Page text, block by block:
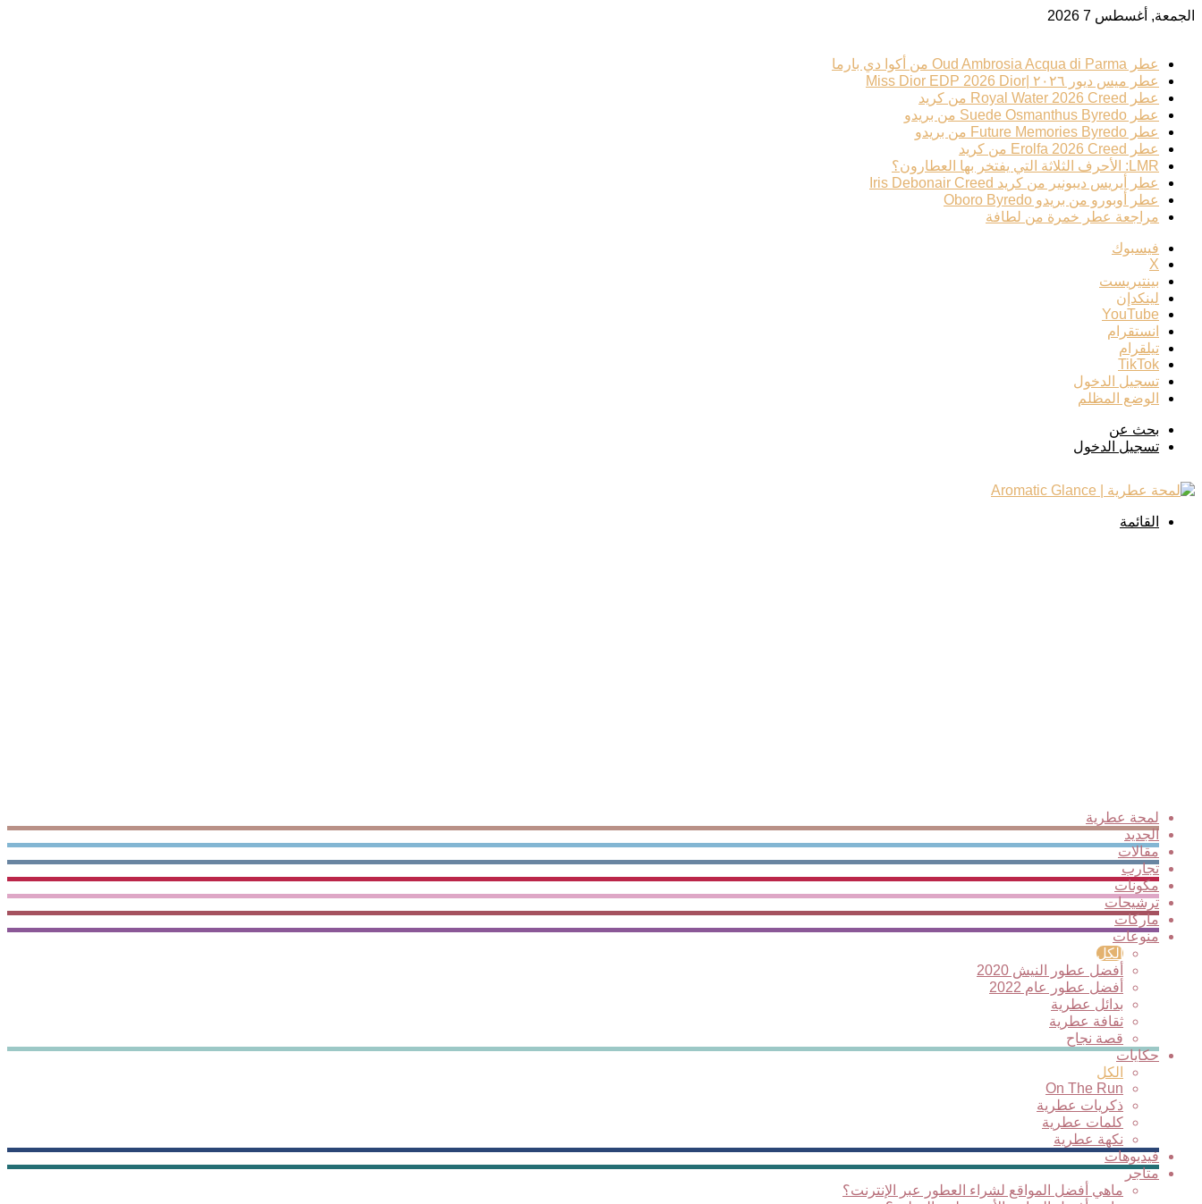
الجمعة, أغسطس 7 2026
عطر Oud Ambrosia Acqua di Parma من أكوا دي بارما
عطر ميس ديور ٢٠٢٦ |Miss Dior EDP 2026 Dior
عطر Royal Water 2026 Creed من كريد
عطر Suede Osmanthus Byredo من بريدو
عطر Future Memories Byredo من بريدو
عطر Erolfa 2026 Creed من كريد
LMR: الأحرف الثلاثة التي يفتخر بها العطارون؟
عطر أيريس ديبونير من كريد Iris Debonair Creed
عطر أوبورو من بريدو Oboro Byredo
مراجعة عطر خمرة من لطافة
فيسبوك
‫X
بينتيريست
لينكدإن
‫YouTube
انستقرام
تيلقرام
‫TikTok
تسجيل الدخول
الوضع المظلم
بحث عن
تسجيل الدخول
القائمة
لمحة عطرية
الجديد
مقالات
تجارب
مكونات
ترشيحات
ماركات
منوعات
الكل
أفضل عطور النيش 2020
أفضل عطور عام 2022
بدائل عطرية
ثقافة عطرية
قصة نجاح
حكايات
الكل
On The Run
ذكريات عطرية
كلمات عطرية
نكهة عطرية
فيديوهات
متاجر
ماهي أفضل المواقع لشراء العطور عبر الإنترنت؟